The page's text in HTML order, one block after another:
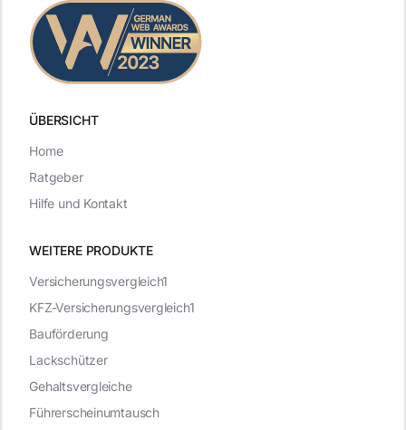
ÜBERSICHT
WEITERE PRODUKTE
Versicherungsvergleich1
KFZ-Versicherungsvergleich1
Bauförderung
Lackschützer
Gehaltsvergleiche
Führerscheinumtausch
Home
Ratgeber
Hilfe und Kontakt